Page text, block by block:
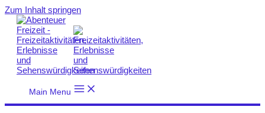
Zum Inhalt springen
Main Menu